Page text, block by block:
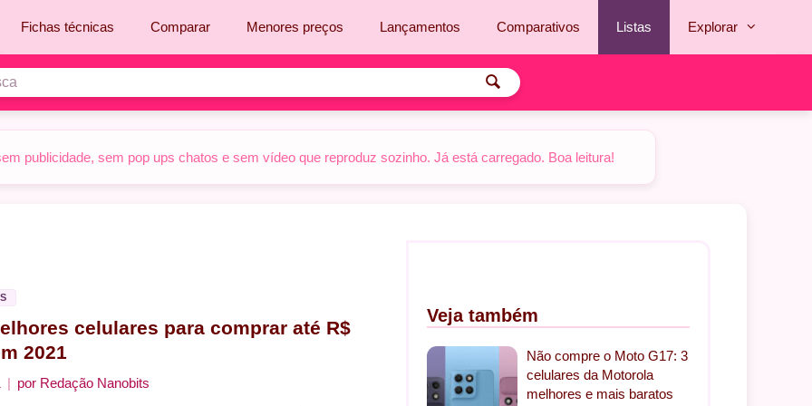
Fichas técnicas Comparar Menores preços Lançamentos Comparativos Listas Explorar
publicidade, sem pop ups chatos e sem vídeo que reproduz sozinho. Já está carregado. Boa leitura!
celulares para comprar até R$
2021
por Redação Nanobits
Veja também
Não compre o Moto G17: 3
celulares da Motorola
melhores e mais baratos